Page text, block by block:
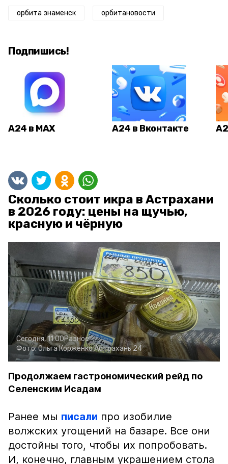
орбита знаменск орбитановости
Подпишись!
А24 в MAX А24 в Вконтакте
Сколько стоит икра в Астрахани
в 2026 году: цены на щучью,
красную и чёрную
Сегодня, 11:00Разное
Фото:Ольга КорженкоАстрахань 24
Продолжаем гастрономический рейд по
Селенским Исадам
Ранее мы писали про изобилие
волжских угощений на базаре. Все они
достойны того, чтобы их попробовать.
И, конечно, главным украшением стола